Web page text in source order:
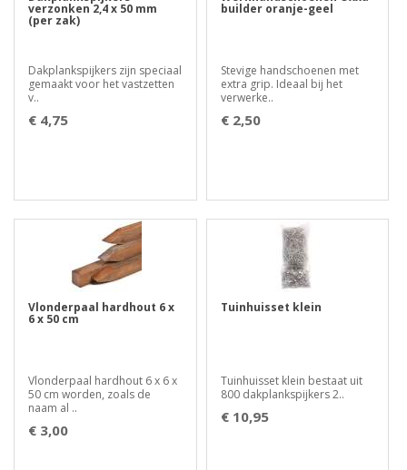
verzonken 2,4 x 50 mm
(per zak)
Dakplankspijkers zijn speciaal
gemaakt voor het vastzetten
v..
€ 4,75
builder oranje-geel
Stevige handschoenen met
extra grip. Ideaal bij het
verwerke..
€ 2,50
Vlonderpaal hardhout 6 x
6 x 50 cm
Vlonderpaal hardhout 6 x 6 x
50 cm worden, zoals de
naam al ..
€ 3,00
Tuinhuisset klein
Tuinhuisset klein bestaat uit
800 dakplankspijkers 2..
€ 10,95